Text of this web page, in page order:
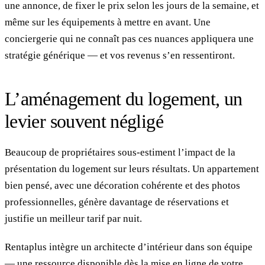
une annonce, de fixer le prix selon les jours de la semaine, et
même sur les équipements à mettre en avant. Une
conciergerie qui ne connaît pas ces nuances appliquera une
stratégie générique — et vos revenus s’en ressentiront.
L’aménagement du logement, un
levier souvent négligé
Beaucoup de propriétaires sous-estiment l’impact de la
présentation du logement sur leurs résultats. Un appartement
bien pensé, avec une décoration cohérente et des photos
professionnelles, génère davantage de réservations et
justifie un meilleur tarif par nuit.
Rentaplus intègre un architecte d’intérieur dans son équipe